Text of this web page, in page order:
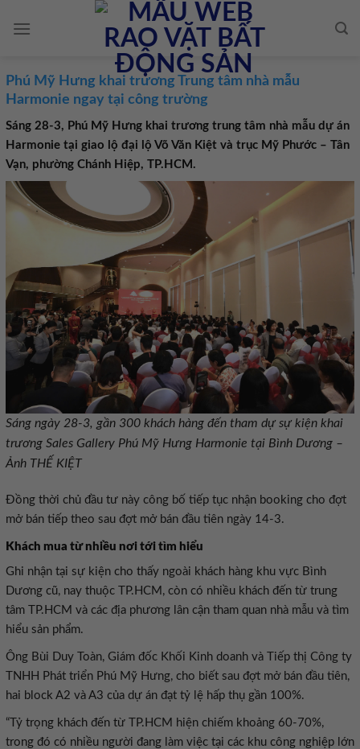
Phú Mỹ Hưng khai trương Trung tâm nhà mẫu
Harmonie ngay tại công trường
Sáng 28-3, Phú Mỹ Hưng khai trương trung tâm nhà mẫu dự án
Harmonie tại giao lộ đại lộ Võ Văn Kiệt và trục Mỹ Phước – Tân
Vạn, phường Chánh Hiệp, TP.HCM.
Sáng ngày 28-3, gần 300 khách hàng đến tham dự sự kiện khai
trương Sales Gallery Phú Mỹ Hưng Harmonie tại Bình Dương –
Ảnh THẾ KIỆT
Đồng thời chủ đầu tư này công bố tiếp tục nhận booking cho đợt
mở bán tiếp theo sau đợt mở bán đầu tiên ngày 14-3.
Khách mua từ nhiều nơi tới tìm hiểu
Ghi nhận tại sự kiện cho thấy ngoài khách hàng khu vực Bình
Dương cũ, nay thuộc TP.HCM, còn có nhiều khách đến từ trung
tâm TP.HCM và các địa phương lân cận tham quan nhà mẫu và tìm
hiểu sản phẩm.
Ông Bùi Duy Toàn, Giám đốc Khối Kinh doanh và Tiếp thị Công ty
TNHH Phát triển Phú Mỹ Hưng, cho biết sau đợt mở bán đầu tiên,
hai block A2 và A3 của dự án đạt tỷ lệ hấp thụ gần 100%.
“Tỷ trọng khách đến từ TP.HCM hiện chiếm khoảng 60-70%,
trong đó có nhiều người đang làm việc tại các khu công nghiệp lớn